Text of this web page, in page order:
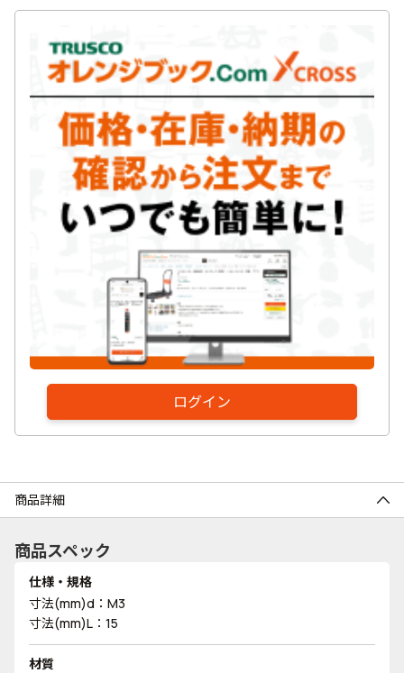
ログイン
商品詳細
商品スペック
仕様・規格
寸法(mm)d：M3
寸法(mm)L：15
材質